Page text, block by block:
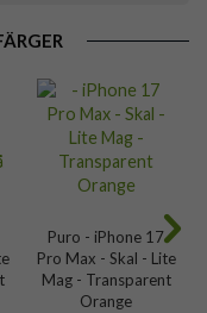
Puro - iPhone 17
Pro Max - Skal - Lite
Mag - Transparent
Orange